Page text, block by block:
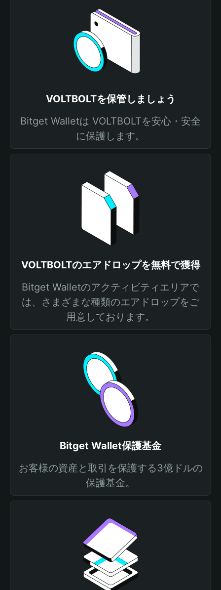
VOLTBOLTを保管しましょう
Bitget Walletは VOLTBOLTを安心・安全
に保護します。
VOLTBOLTのエアドロップを無料で獲得
Bitget Walletのアクティビティエリアで
は、さまざまな種類のエアドロップをご
用意しております。
Bitget Wallet保護基金
お客様の資産と取引を保護する3億ドルの
保護基金。